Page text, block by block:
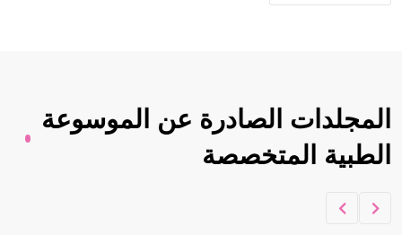
المجلدات الصادرة عن الموسوعة
الطبية المتخصصة